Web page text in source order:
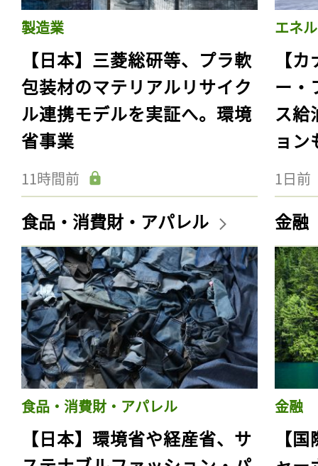
製造業
【日本】三菱総研等、プラ軟
包装材のマテリアルリサイク
ル連携モデルを実証へ。環境
省事業
11時間前
エネ
【
ー・
ス給
ョン
1日前
食品・消費財・アパレル
食品・消費財・アパレル
【日本】環境省や経産省、サ
金融
金融
【